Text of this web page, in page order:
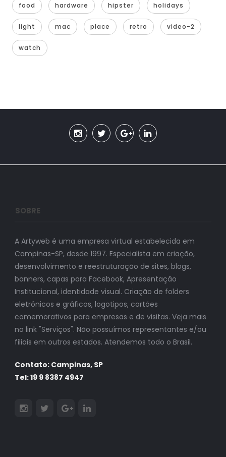
food hardware hipster holidays
light mac place retro video-2
watch
SOBRE
A Artyweb é uma empresa virtual estabelecida em
Campinas-SP, desde 1997. Especialista em criação,
desenvolvimento e reestruturação de sites, blogs,
banners, capas para Facebook, Apresentação
Institucional, identidade visual. Criação de folders
eletrônicos e gráficos, logotipos, cartões
comemorativos para empresas e de visitas. Veja mais
no link "Serviços". Não possuímos representantes e/ou
filiais em outros estados. Atendemos todo o Brasil.
Contato: Campinas, SP
Tel: 19 9 8387 4947